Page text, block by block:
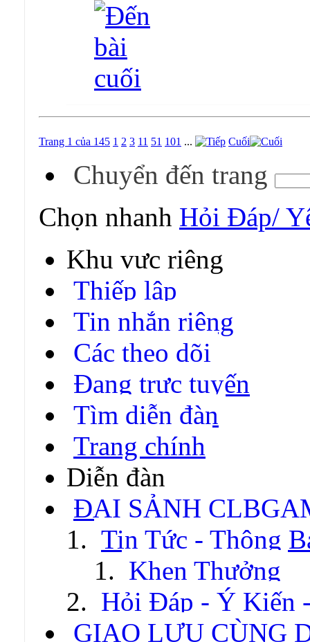
Trang 1 của 145 1 2 3 11 51 101 ... Cuối
Chuyển đến trang
Chọn nhanh Hỏi Đáp/
Khu vực riêng
Thiếp lập
Tin nhắn riêng
Các theo dõi
Đang trực tuyến
Tìm diễn đàn
Trang chính
Diễn đàn
ĐẠI SẢNH
Tin Tức - Thông
Khen Thưởng
Hỏi Đáp - Ý Kiến
GIAO LƯU CÙNG